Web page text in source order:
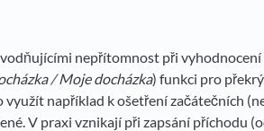
nepřítomnost při vyhodnocení
/ Moje docházka) funkci pro
například k ošetření začátečních
V praxi vznikají při zapsání příchodu